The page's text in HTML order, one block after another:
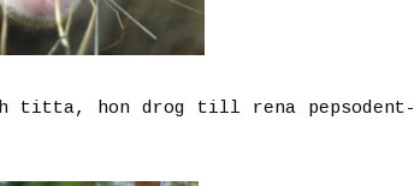
titta, hon drog till rena pepsodent-